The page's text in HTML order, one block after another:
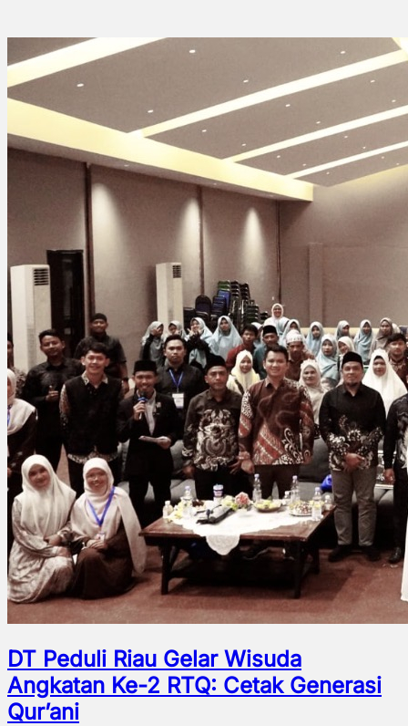
DT Peduli Riau Gelar Wisuda
Angkatan Ke-2 RTQ: Cetak Generasi
Qur’ani